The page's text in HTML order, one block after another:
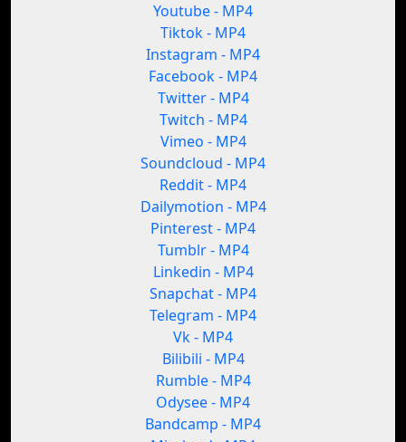
Youtube - MP4
Tiktok - MP4
Instagram - MP4
Facebook - MP4
Twitter - MP4
Twitch - MP4
Vimeo - MP4
Soundcloud - MP4
Reddit - MP4
Dailymotion - MP4
Pinterest - MP4
Tumblr - MP4
Linkedin - MP4
Snapchat - MP4
Telegram - MP4
Vk - MP4
Bilibili - MP4
Rumble - MP4
Odysee - MP4
Bandcamp - MP4